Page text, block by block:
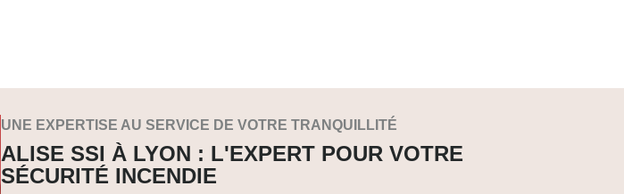
UNE EXPERTISE AU SERVICE DE VOTRE TRANQUILLITÉ
ALISE SSI À LYON : L'EXPERT POUR VOTRE
SÉCURITÉ INCENDIE